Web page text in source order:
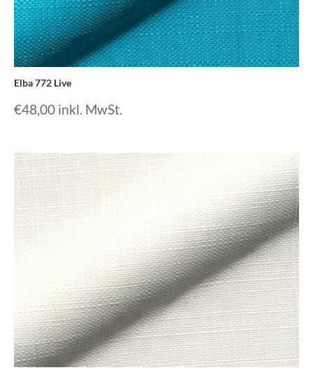
Elba 772 Live
€48,00 inkl. MwSt.